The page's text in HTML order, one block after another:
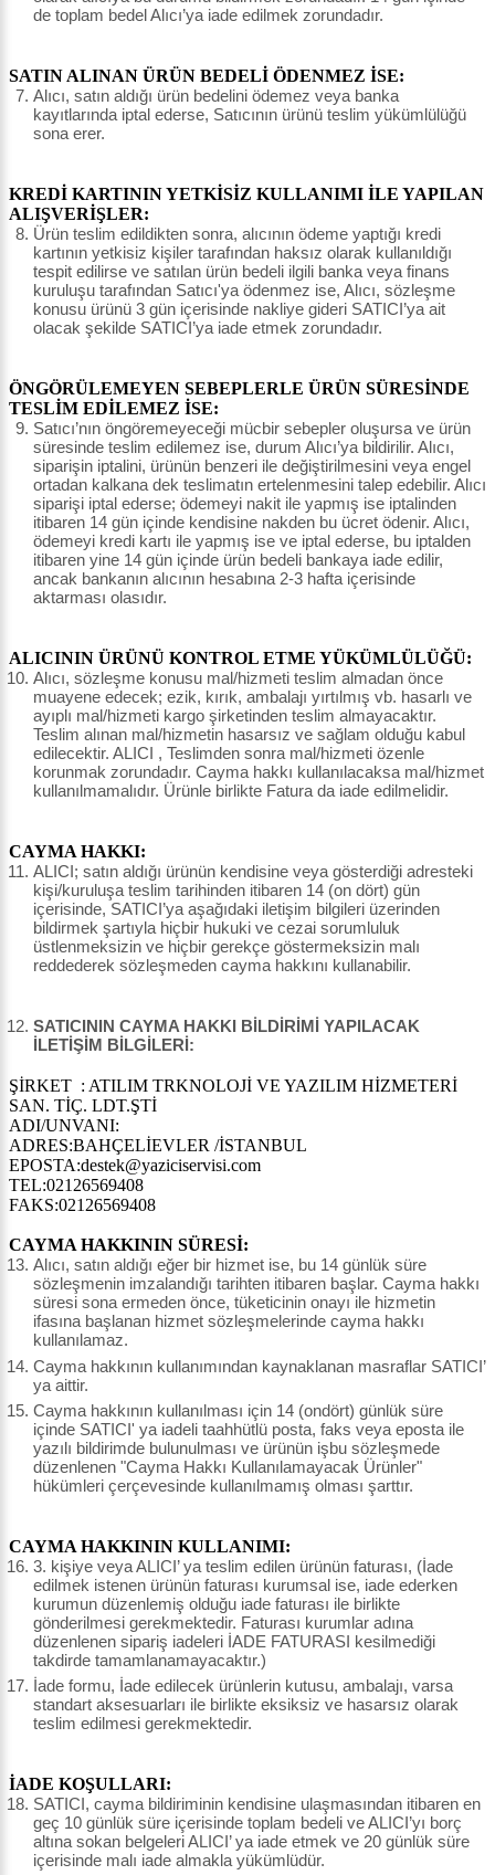
de toplam bedel Alıcı’ya iade edilmek zorundadır.
SATIN ALINAN ÜRÜN BEDELİ ÖDENMEZ İSE:
Alıcı, satın aldığı ürün bedelini ödemez veya banka
kayıtlarında iptal ederse, Satıcının ürünü teslim yükümlülüğü
sona erer.
KREDİ KARTININ YETKİSİZ KULLANIMI İLE YAPILAN
ALIŞVERİŞLER:
Ürün teslim edildikten sonra, alıcının ödeme yaptığı kredi
kartının yetkisiz kişiler tarafından haksız olarak kullanıldığı
tespit edilirse ve satılan ürün bedeli ilgili banka veya finans
kuruluşu tarafından Satıcı'ya ödenmez ise, Alıcı, sözleşme
konusu ürünü 3 gün içerisinde nakliye gideri SATICI’ya ait
olacak şekilde SATICI’ya iade etmek zorundadır.
ÖNGÖRÜLEMEYEN SEBEPLERLE ÜRÜN SÜRESİNDE
TESLİM EDİLEMEZ İSE:
Satıcı’nın öngöremeyeceği mücbir sebepler oluşursa ve ürün
süresinde teslim edilemez ise, durum Alıcı’ya bildirilir. Alıcı,
siparişin iptalini, ürünün benzeri ile değiştirilmesini veya engel
ortadan kalkana dek teslimatın ertelenmesini talep edebilir. Alıcı
siparişi iptal ederse; ödemeyi nakit ile yapmış ise iptalinden
itibaren 14 gün içinde kendisine nakden bu ücret ödenir. Alıcı,
ödemeyi kredi kartı ile yapmış ise ve iptal ederse, bu iptalden
itibaren yine 14 gün içinde ürün bedeli bankaya iade edilir,
ancak bankanın alıcının hesabına 2-3 hafta içerisinde
aktarması olasıdır.
ALICININ ÜRÜNÜ KONTROL ETME YÜKÜMLÜLÜĞÜ:
Alıcı, sözleşme konusu mal/hizmeti teslim almadan önce
muayene edecek; ezik, kırık, ambalajı yırtılmış vb. hasarlı ve
ayıplı mal/hizmeti kargo şirketinden teslim almayacaktır.
Teslim alınan mal/hizmetin hasarsız ve sağlam olduğu kabul
edilecektir. ALICI , Teslimden sonra mal/hizmeti özenle
korunmak zorundadır. Cayma hakkı kullanılacaksa mal/hizmet
kullanılmamalıdır. Ürünle birlikte Fatura da iade edilmelidir.
CAYMA HAKKI:
ALICI; satın aldığı ürünün kendisine veya gösterdiği adresteki
kişi/kuruluşa teslim tarihinden itibaren 14 (on dört) gün
içerisinde, SATICI’ya aşağıdaki iletişim bilgileri üzerinden
bildirmek şartıyla hiçbir hukuki ve cezai sorumluluk
üstlenmeksizin ve hiçbir gerekçe göstermeksizin malı
reddederek sözleşmeden cayma hakkını kullanabilir.
SATICININ CAYMA HAKKI BİLDİRİMİ YAPILACAK
İLETİŞİM BİLGİLERİ:
ŞİRKET : ATILIM TRKNOLOJİ VE YAZILIM HİZMETERİ
SAN. TİÇ. LDT.ŞTİ
ADI/UNVANI:
ADRES:BAHÇELİEVLER /İSTANBUL
EPOSTA:destek@yaziciservisi.com
TEL:02126569408
FAKS:02126569408
CAYMA HAKKININ SÜRESİ:
Alıcı, satın aldığı eğer bir hizmet ise, bu 14 günlük süre
sözleşmenin imzalandığı tarihten itibaren başlar. Cayma hakkı
süresi sona ermeden önce, tüketicinin onayı ile hizmetin
ifasına başlanan hizmet sözleşmelerinde cayma hakkı
kullanılamaz.
Cayma hakkının kullanımından kaynaklanan masraflar SATICI’
ya aittir.
Cayma hakkının kullanılması için 14 (ondört) günlük süre
içinde SATICI' ya iadeli taahhütlü posta, faks veya eposta ile
yazılı bildirimde bulunulması ve ürünün işbu sözleşmede
düzenlenen "Cayma Hakkı Kullanılamayacak Ürünler"
hükümleri çerçevesinde kullanılmamış olması şarttır.
CAYMA HAKKININ KULLANIMI:
3. kişiye veya ALICI’ ya teslim edilen ürünün faturası, (İade
edilmek istenen ürünün faturası kurumsal ise, iade ederken
kurumun düzenlemiş olduğu iade faturası ile birlikte
gönderilmesi gerekmektedir. Faturası kurumlar adına
düzenlenen sipariş iadeleri İADE FATURASI kesilmediği
takdirde tamamlanamayacaktır.)
İade formu, İade edilecek ürünlerin kutusu, ambalajı, varsa
standart aksesuarları ile birlikte eksiksiz ve hasarsız olarak
teslim edilmesi gerekmektedir.
İADE KOŞULLARI:
SATICI, cayma bildiriminin kendisine ulaşmasından itibaren en
geç 10 günlük süre içerisinde toplam bedeli ve ALICI’yı borç
altına sokan belgeleri ALICI’ ya iade etmek ve 20 günlük süre
içerisinde malı iade almakla yükümlüdür.